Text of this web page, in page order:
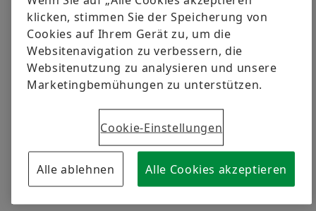
PUMP2500.0,2L.SET Instruções de
operação
Com a bomba de alta pressão PUMP4000.0.2L
rolamentos podem
ser montados e desmontados hidraulicamente. O kit
de bomba de alta pressão PUMP2500.0,2L.SET é um
jogo
completo de equipamentos hidráulicos com base na
bomba de alta
klicken, stimmen Sie der Speicherung von
Cookies auf Ihrem Gerät zu, um die
Websitenavigation zu verbessern, die
Websitenutzung zu analysieren und unsere
Marketingbemühungen zu unterstützen.
Cookie-Einstellungen
Alle ablehnen Alle Cookies akzeptieren